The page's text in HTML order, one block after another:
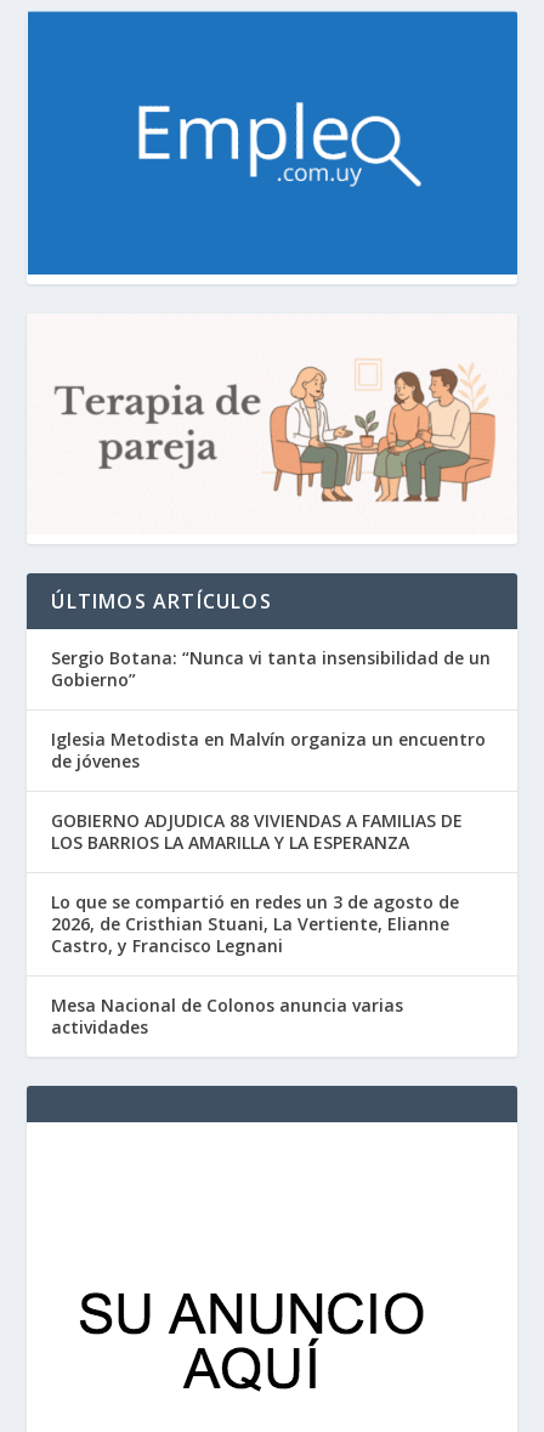
ÚLTIMOS ARTÍCULOS
Sergio Botana: “Nunca vi tanta insensibilidad de un
Gobierno”
Iglesia Metodista en Malvín organiza un encuentro
de jóvenes
GOBIERNO ADJUDICA 88 VIVIENDAS A FAMILIAS DE
LOS BARRIOS LA AMARILLA Y LA ESPERANZA
Lo que se compartió en redes un 3 de agosto de
2026, de Cristhian Stuani, La Vertiente, Elianne
Castro, y Francisco Legnani
Mesa Nacional de Colonos anuncia varias
actividades